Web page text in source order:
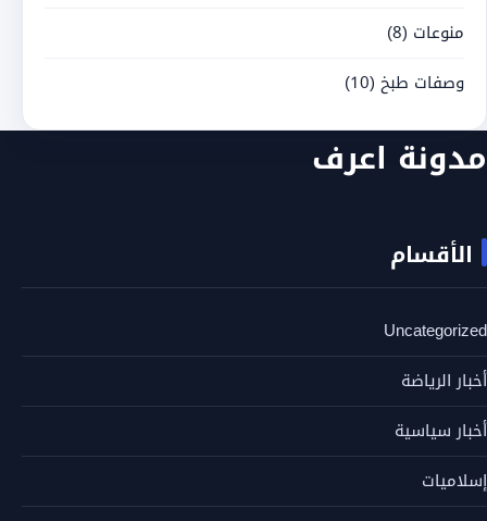
منوعات (8)
وصفات طبخ (10)
مدونة اعرف
الأقسام
Uncategorized
أخبار الرياضة
أخبار سياسية
إسلاميات